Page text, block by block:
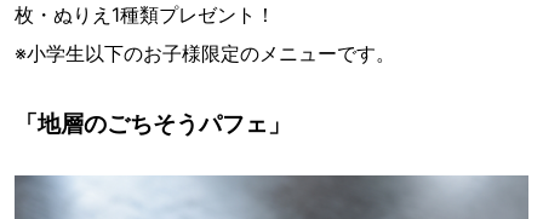
枚・ぬりえ1種類プレゼント！
※小学生以下のお子様限定のメニューです。
「地層のごちそうパフェ」